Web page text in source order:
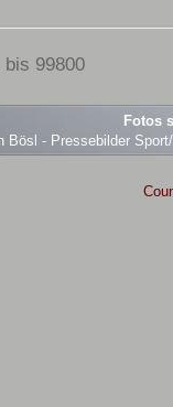
bis 99800
Fotos
Bösl - Pressebilder